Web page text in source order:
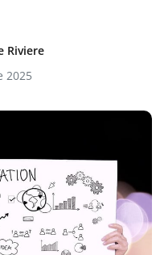
Riviere
2025